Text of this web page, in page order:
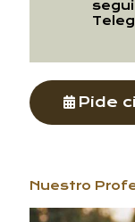
Pide
Nuestro